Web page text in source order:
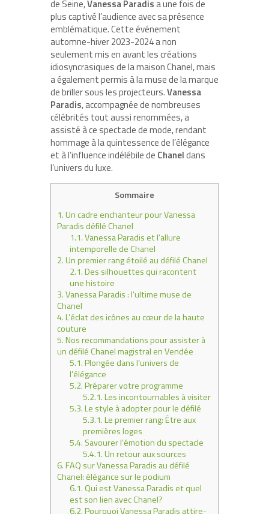
de Seine,Vanessa Paradis a une fois de
plus captivé l’audience avec sa présence
emblématique. Cette événement
automne-hiver 2023-2024 a non
seulement mis en avant les créations
idiosyncrasiques de la maison Chanel, mais
a également permis à la muse de la marque
de briller sous les projecteurs.Vanessa
Paradis, accompagnée de nombreuses
célébrités tout aussi renommées, a
assisté à ce spectacle de mode, rendant
hommage à la quintessence de l’élégance
et à l’influence indélébile de Chaneldans
l’univers du luxe.
Sommaire
1.Un cadre enchanteur pour Vanessa
Paradis défilé Chanel
1.1.Vanessa Paradis et l’allure
intemporelle de Chanel
2.Un premier rang étoilé au défilé Chanel
2.1.Des silhouettes qui racontent
une histoire
3.Vanessa Paradis : l’ultime muse de
Chanel
4.L’éclat des icônes au cœur de la haute
couture
5.Nos recommandations pour assister à
un défilé Chanel magistral en Vendée
5.1.Plongée dans l’univers de
l’élégance
5.2.Préparer votre programme
5.2.1.Les incontournables à visiter
5.3.Le style à adopter pour le défilé
5.3.1.Le premier rang: Être aux
premières loges
5.4. Savourer l’émotion du spectacle
5.4.1.Un retour aux sources
6.FAQ sur Vanessa Paradis au défilé
Chanel: élégance sur le podium
6.1.Qui est Vanessa Paradis et quel
est son lien avec Chanel?
6.2.Pourquoi Vanessa Paradis attire-